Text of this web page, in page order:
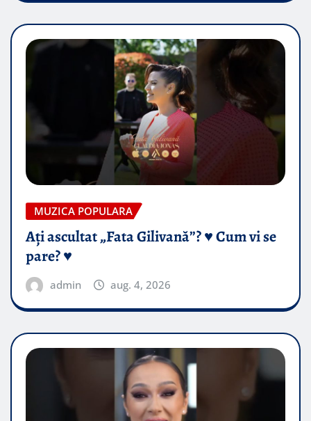
MUZICA POPULARA
Ați ascultat „Fata Gilivană”? ♥️ Cum vi se
pare? ♥️
admin aug. 4, 2026